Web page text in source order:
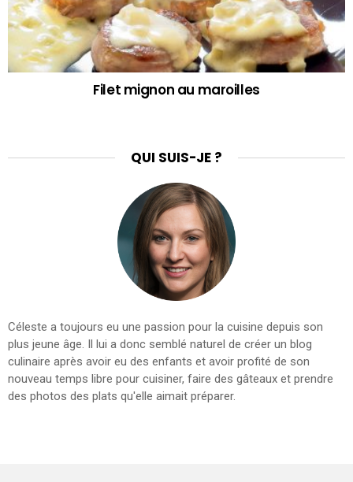
Filet mignon au maroilles
QUI SUIS-JE ?
Céleste a toujours eu une passion pour la cuisine depuis son
plus jeune âge. Il lui a donc semblé naturel de créer un blog
culinaire après avoir eu des enfants et avoir profité de son
nouveau temps libre pour cuisiner, faire des gâteaux et prendre
des photos des plats qu'elle aimait préparer.